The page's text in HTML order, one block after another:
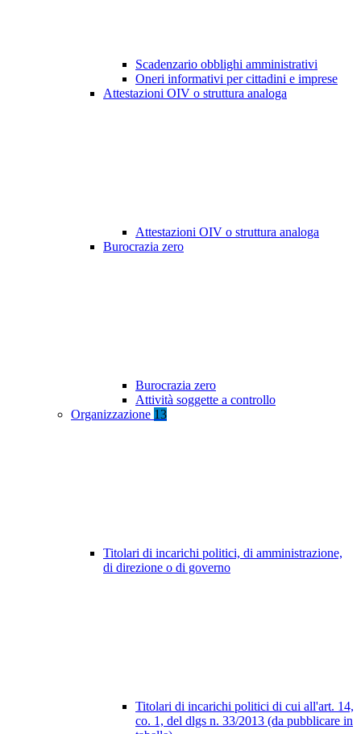
Scadenzario obblighi amministrativi
Oneri informativi per cittadini e imprese
Attestazioni OIV o struttura analoga
Attestazioni OIV o struttura analoga
Burocrazia zero
Burocrazia zero
Attività soggette a controllo
Organizzazione 13
Titolari di incarichi politici, di amministrazione,
di direzione o di governo
Titolari di incarichi politici di cui all'art. 14,
co. 1, del dlgs n. 33/2013 (da pubblicare in